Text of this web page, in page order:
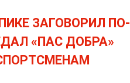
ЗАГОВОРИЛ ПО-
«ПАС ДОБРА»